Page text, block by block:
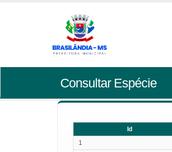
Consultar Espécie
Id
1